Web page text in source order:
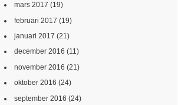
mars 2017 (19)
februari 2017 (19)
januari 2017 (21)
december 2016 (11)
november 2016 (21)
oktober 2016 (24)
september 2016 (24)